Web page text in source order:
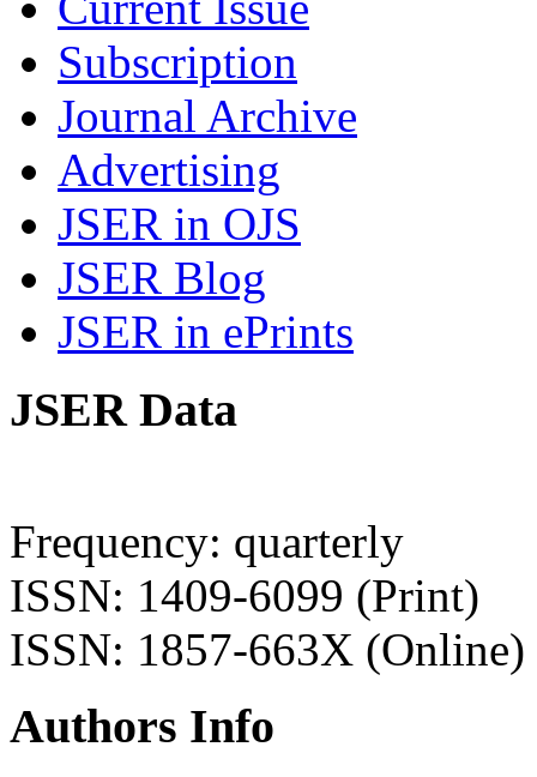
Subscription
Journal Archive
Advertising
JSER in OJS
JSER Blog
JSER in ePrints
JSER Data
Frequency: quarterly
ISSN: 1409-6099 (Print)
ISSN: 1857-663X (Online)
Authors Info